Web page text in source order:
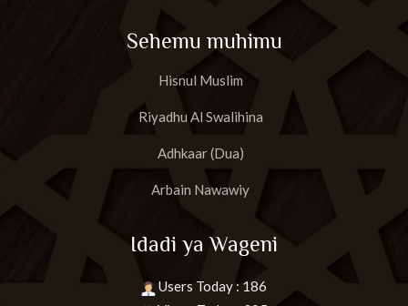
Sehemu muhimu
Hisnul Muslim
Riyadhu Al Swalihina
Adhkaar (Dua)
Arbain Nawawiy
Idadi ya Wageni
Users Today : 186